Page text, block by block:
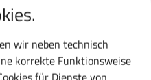
wir neben technisch
korrekte Funktionsweise